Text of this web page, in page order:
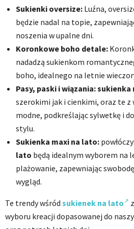
Sukienki oversize: Luźna,
będzie nadal na topie,
noszenia w upalne dni.
Koronkowe boho detale:
nadadzą sukienkom
boho, idealnego na letnie
Pasy, paski i wiązania:sukienka
szerokimi jak i cienkimi, oraz te z
modne, podkreślając sylwetkę i
stylu.
Sukienka maxi na lato:
lato będą idealnym wyborem na
plażowanie, zapewniając
wygląd.
Te trendy wśród sukienek na lato
wyboru kreacji dopasowanej do